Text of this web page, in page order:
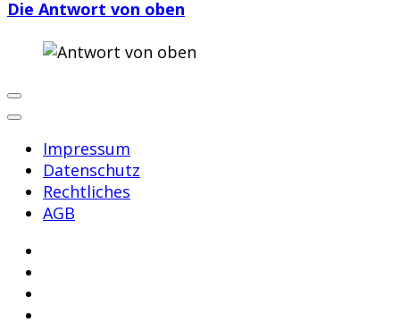
Die Antwort von oben
Impressum
Datenschutz
Rechtliches
AGB